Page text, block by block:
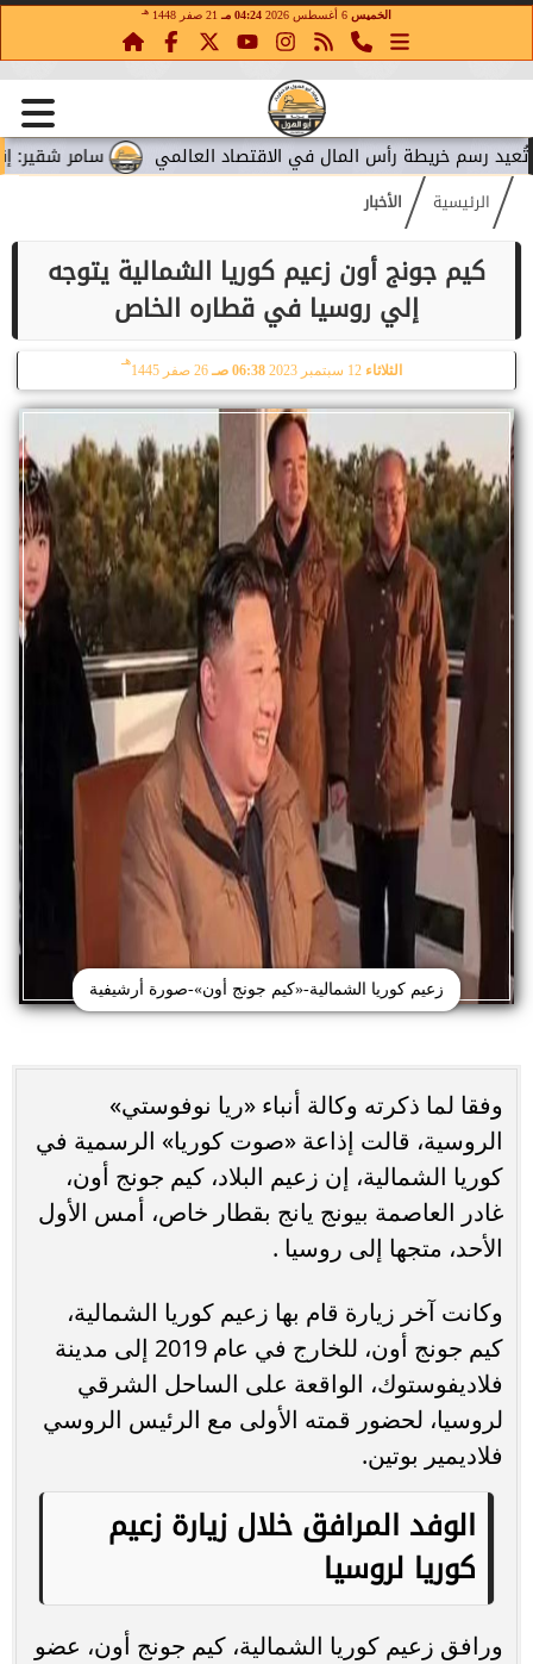
الخميس 04:24 مـ 21 صفر 1448 هـ
سامر شقير: إنفاق خريطة رأس المال في الاقتصاد العالمي
الرئيسية الأخبار
كيم جونج أون زعيم كوريا الشمالية يتوجه
إلي روسيا في قطاره الخاص
الثلاثاء 06:38 صـ 26 صفر 1445
هـ
زعيم كوريا الشمالية-«كيم جونج أون»-صورة أرشيفية
وفقا لما ذكرته وكالة أنباء «ريا نوفوستي»
الروسية، قالت إذاعة «صوت كوريا» الرسمية في
كوريا الشمالية، إن زعيم البلاد، كيم جونج أون،
غادر العاصمة بيونج يانج بقطار خاص، أمس الأول
الأحد، متجها إلى روسيا .
وكانت آخر زيارة قام بها زعيم كوريا الشمالية،
كيم جونج أون، للخارج في عام 2019 إلى مدينة
فلاديفوستوك، الواقعة على الساحل الشرقي
لروسيا، لحضور قمته الأولى مع الرئيس الروسي
فلاديمير بوتين.
الوفد المرافق خلال زيارة زعيم
كوريا لروسيا
ورافق زعيم كوريا الشمالية، كيم جونج أون، عضو